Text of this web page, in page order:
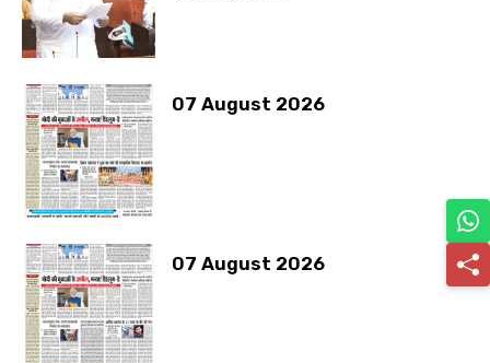
07 August 2026
07 August 2026